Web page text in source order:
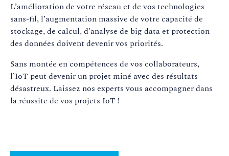
L’amélioration de votre réseau et de vos technologies
sans-fil, l’augmentation massive de votre capacité de
stockage, de calcul, d’analyse de big data et protection
des données doivent devenir vos priorités.
Sans montée en compétences de vos collaborateurs,
l’IoT peut devenir un projet miné avec des résultats
désastreux. Laissez nos experts vous accompagner dans
la réussite de vos projets IoT !